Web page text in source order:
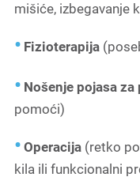
mišiće, izbegavanje
Fizioterapija
Nošenje pojasa za
pomoći)
Operacija(retko
kila ili funkcionalni